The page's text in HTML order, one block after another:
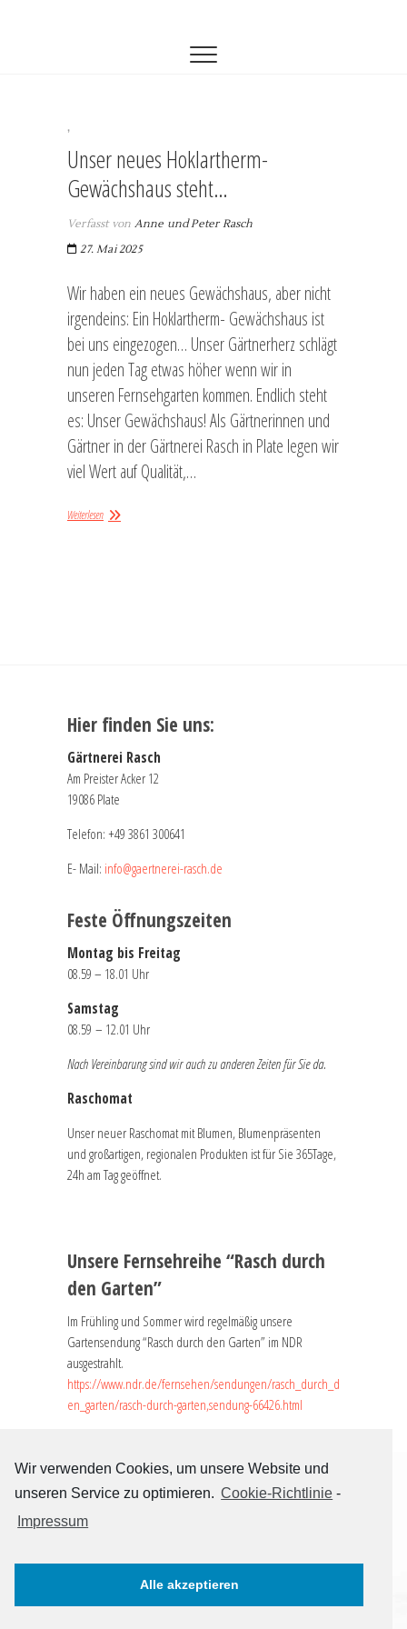
Wir verwenden Cookies, um unsere Website und
unseren Service zu optimieren. Cookie-Richtlinie -
Impressum
Alle akzeptieren
,
Unser neues Hoklartherm-
Gewächshaus steht…
Verfasst von Anne und Peter Rasch
27. Mai 2025
Wir haben ein neues Gewächshaus, aber nicht
irgendeins: Ein Hoklartherm- Gewächshaus ist
bei uns eingezogen… Unser Gärtnerherz schlägt
nun jeden Tag etwas höher wenn wir in
unseren Fernsehgarten kommen. Endlich steht
es: Unser Gewächshaus! Als Gärtnerinnen und
Gärtner in der Gärtnerei Rasch in Plate legen wir
viel Wert auf Qualität,…
Weiterlesen
Hier finden Sie uns:
Gärtnerei Rasch
Am Preister Acker 12
19086 Plate
Telefon:+49 3861 300641
E- Mail: info@gaertnerei-rasch.de
Feste Öffnungszeiten
Montag bis Freitag
08.59 – 18.01 Uhr
Samstag
08.59 – 12.01 Uhr
Nach Vereinbarung sind wir auch zu anderen Zeiten für Sie da.
Raschomat
Unser neuer Raschomat mit Blumen, Blumenpräsenten
und großartigen, regionalen Produkten ist für Sie 365Tage,
24h am Tag geöffnet.
Unsere Fernsehreihe “Rasch durch
den Garten”
Im Frühling und Sommer wird regelmäßig unsere
Gartensendung “Rasch durch den Garten” im NDR
ausgestrahlt.
https://www.ndr.de/fernsehen/sendungen/rasch_durch_d
en_garten/rasch-durch-garten,sendung-66426.html